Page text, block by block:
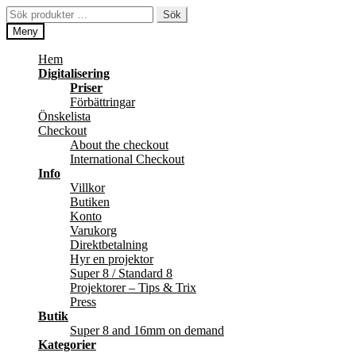
Hoppa
till
navigering
Hoppa
till
innehåll
Sök
efter:
Sök
Meny
Hem
Digitalisering
Priser
Förbättringar
Önskelista
Checkout
About the checkout
International Checkout
Info
Villkor
Butiken
Konto
Varukorg
Direktbetalning
Hyr en projektor
Super 8 / Standard 8
Projektorer – Tips & Trix
Press
Butik
Super 8 and 16mm on demand
Kategorier